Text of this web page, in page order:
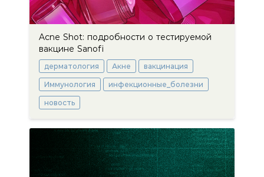
Acne Shot: подробности о тестируемой
вакцине Sanofi
дерматология Акне вакцинация
Иммунология инфекционные_болезни
новость